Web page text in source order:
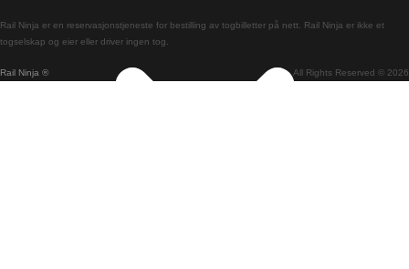
Budapest Prague Tog
Rail Ninja ® All Rights Reserved © 2026
Rail Ninja er en reservasjons­tjeneste for bestilling av togbilletter på nett. Rail Ninja er ikke et
togselskap og eier eller driver ingen tog.